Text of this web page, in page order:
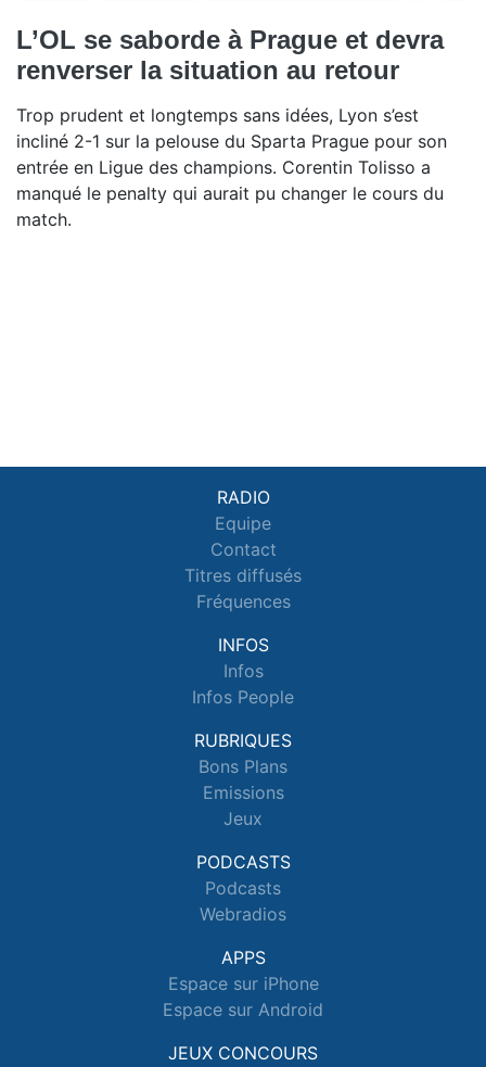
L’OL se saborde à Prague et devra
renverser la situation au retour
Trop prudent et longtemps sans idées, Lyon s’est
incliné 2-1 sur la pelouse du Sparta Prague pour son
entrée en Ligue des champions. Corentin Tolisso a
manqué le penalty qui aurait pu changer le cours du
match.
RADIO
Equipe
Contact
Titres diffusés
Fréquences
INFOS
Infos
Infos People
RUBRIQUES
Bons Plans
Emissions
Jeux
PODCASTS
Podcasts
Webradios
APPS
Espace sur iPhone
Espace sur Android
JEUX CONCOURS